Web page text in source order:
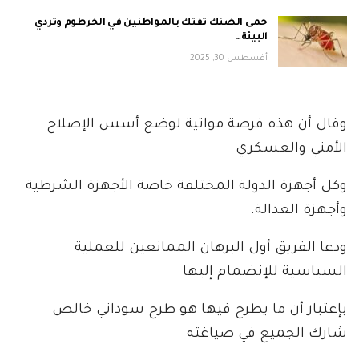
حمى الضنك تفتك بالمواطنين في الخرطوم وتردي
البيئة…
أغسطس 30, 2025
وقال أن هذه فرصة مواتية لوضع أسس الإصلاح
الأمني والعسكري
وكل أجهزة الدولة المختلفة خاصة الأجهزة الشرطية
وأجهزة العدالة.
ودعا الفريق أول البرهان الممانعين للعملية
السياسية للإنضمام إليها
بإعتبار أن ما يطرح فيها هو طرح سوداني خالص
شارك الجميع في صياغته